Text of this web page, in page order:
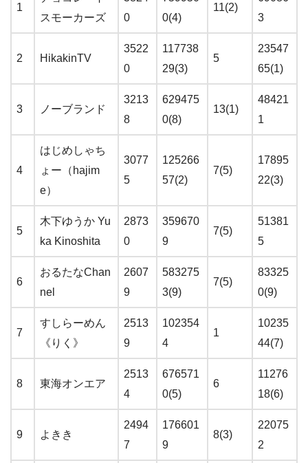
1
スモーカーズ
0
0(4)
11(2)
3
2 HikakinTV
3522
0
117738
29(3)
5
23547
65(1)
3 ノーブランド
3213
8
629475
0(8)
13(1)
48421
1
4
はじめしゃち
ょー（hajim
e）
3077
5
125266
57(2)
7(5)
17895
22(3)
5
木下ゆうか Yu
ka Kinoshita
2873
0
359670
9
7(5)
51381
5
6
おるたなChan
nel
2607
9
583275
3(9)
7(5)
83325
0(9)
7
すしらーめん
《りく》
2513
9
102354
4
1
10235
44(7)
8 東海オンエア
2513
4
676571
0(5)
6
11276
18(6)
9 よきき
2494
7
176601
9
8(3)
22075
2